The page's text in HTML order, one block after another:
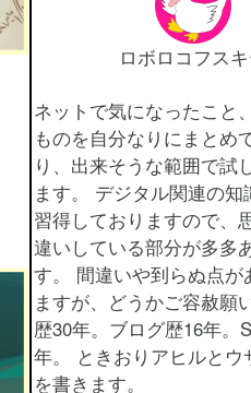
ロボロコフス
ネットで気になったこと
ものを自分なりにまとめ
り、出来そうな範囲で試
ます。 デジタル関連の知
習得しておりますので、
違いしている部分が多多
す。 間違いや到らぬ点が
ますが、どうかご容赦願
歴30年。ブログ歴16年。
年。 ときおりアヒルとウ
を書きます。